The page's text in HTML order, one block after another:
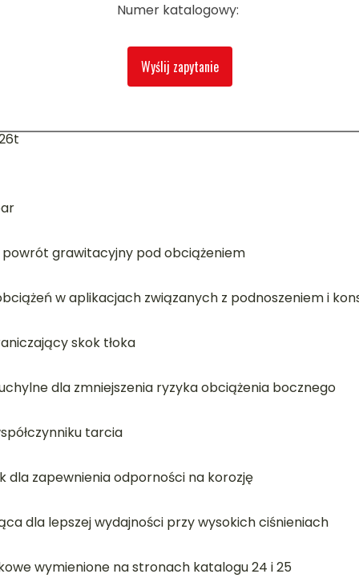
Numer katalogowy:
Wyślij zapytanie
powrót grawitacyjny pod obciążeniem
w aplikacjach związanych z podnoszeniem i
skok tłoka
dla zmniejszenia ryzyka obciążenia bocznego
tarcia
dla zapewnienia odporności na korozję
dla lepszej wydajności przy wysokich ciśnieniach
wymienione na stronach katalogu 24 i 25